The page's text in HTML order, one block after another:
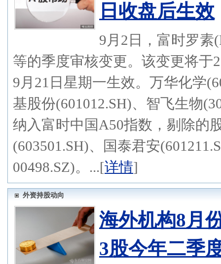
日收盘后生效
9月2日，富时罗素
等的季度审核变更。该变更将于
9月21日星期一生效。万华化学
基股份(601012.SH)、智飞生物
纳入富时中国A50指数，剔除的
(603501.SH)、国泰君安
00498.SZ)。...[详情]
外资持股动向
海外机构8月
3股今年二季